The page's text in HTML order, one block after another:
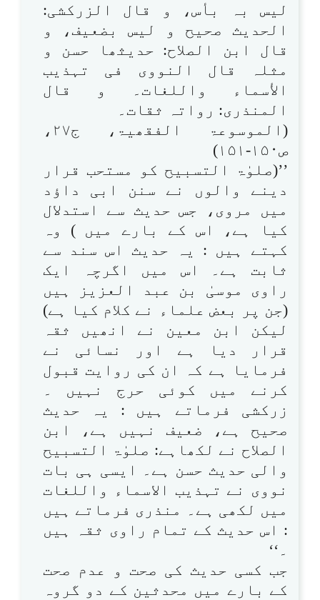
لیس بہ بأس، و قال الزرکشی:
الحدیث صحیح و لیس بضعیف، و
قال ابن الصلاح: حدیثھا حسن و
مثلہ قال النووی فی تہذیب
الأسماء واللغات۔ و قال
المنذری: رواتہ ثقات۔
(الموسوعۃ الفقھیۃ، ج۲۷،
ص۱۵۰-۱۵۱)
’’(صلوٰۃ التسبیح کو مستحب قرار
دینے والوں نے سنن ابی داؤد
میں مروی، جس حدیث سے استدلال
کیا ہے، اس کے بارے میں ) وہ
کہتے ہیں : یہ حدیث اس سند سے
ثابت ہے۔ اس میں اگرچہ ایک
راوی موسیٰ بن عبد العزیز ہیں
(جن پر بعض علماء نے کلام کیا ہے)
لیکن ابن معین نے انھیں ثقہ
قرار دیا ہے اور نسائی نے
فرمایا ہے کہ ان کی روایت قبول
کرنے میں کوئی حرج نہیں ۔
زرکشی فرماتے ہیں : یہ حدیث
صحیح ہے، ضعیف نہیں ہے، ابن
الصلاح نے لکھاہے: صلوٰۃ التسبیح
والی حدیث حسن ہے۔ ایسی ہی بات
نووی نے تہذیب الاسماء واللغات
میں لکھی ہے۔ منذری فرماتے ہیں
: اس حدیث کے تمام راوی ثقہ ہیں
۔‘‘
جب کسی حدیث کی صحت و عدم صحت
کے بارے میں محدثین کے دو گروہ